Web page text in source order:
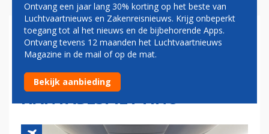
VAKBOND: KLM HAALDE
CREW SNEL TERUG NA
MOGELIJKE
HANTABESMETTING
Ontvang een jaar lang 30% korting op het beste van
Luchtvaartnieuws en Zakenreisnieuws. Krijg onbeperkt
toegang tot al het nieuws en de bijbehorende Apps.
Ontvang tevens 12 maanden het Luchtvaartnieuws
Magazine in de mail of op de mat.
Bekijk aanbieding